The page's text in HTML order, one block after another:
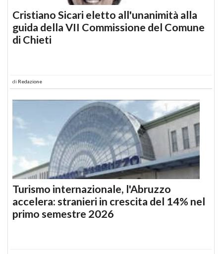
Cristiano Sicari eletto all'unanimità alla
guida della VII Commissione del Comune
di Chieti
di Redazione
Turismo internazionale, l'Abruzzo
accelera: stranieri in crescita del 14% nel
primo semestre 2026